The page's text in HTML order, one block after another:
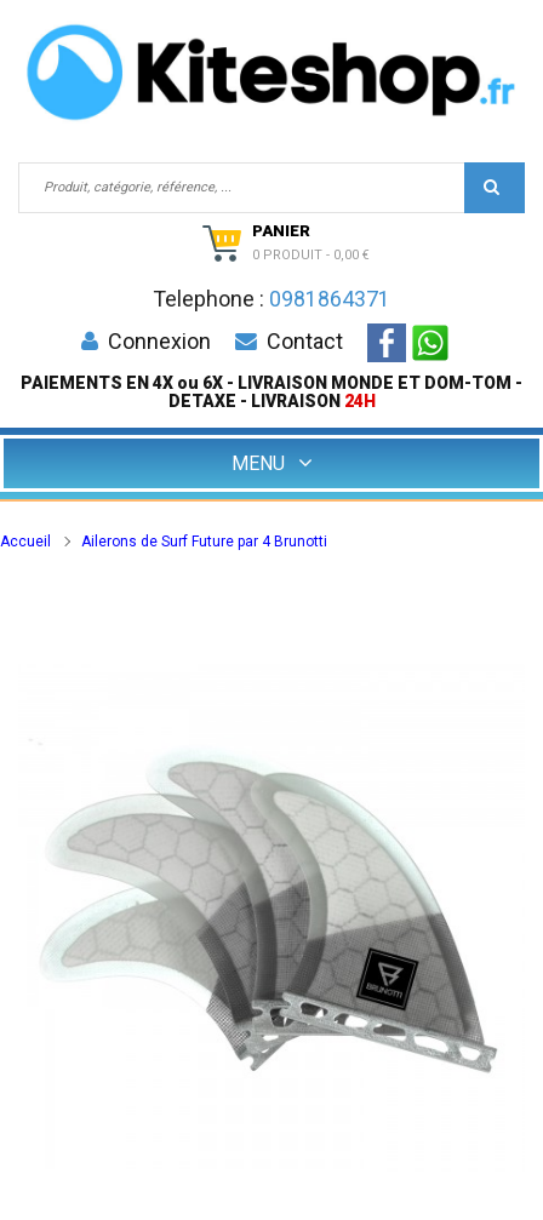
PANIER
0 PRODUIT - 0,00 €
Telephone : 0981864371
Connexion
Contact
PAIEMENTS EN 4X ou 6X - LIVRAISON MONDE ET DOM-TOM -
DETAXE - LIVRAISON 24H
MENU
Accueil Ailerons de Surf Future par 4 Brunotti